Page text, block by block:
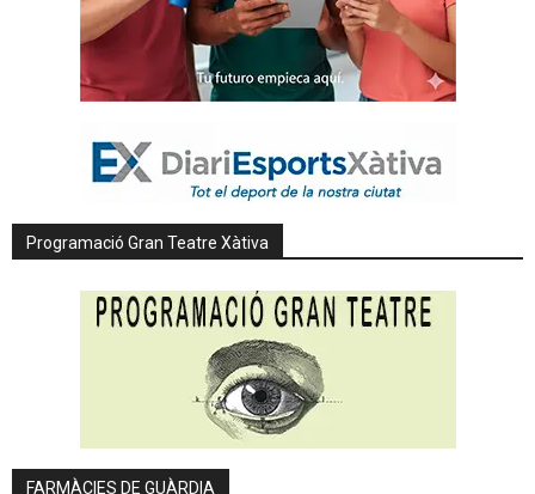
Programació Gran Teatre Xàtiva
FARMÀCIES DE GUÀRDIA